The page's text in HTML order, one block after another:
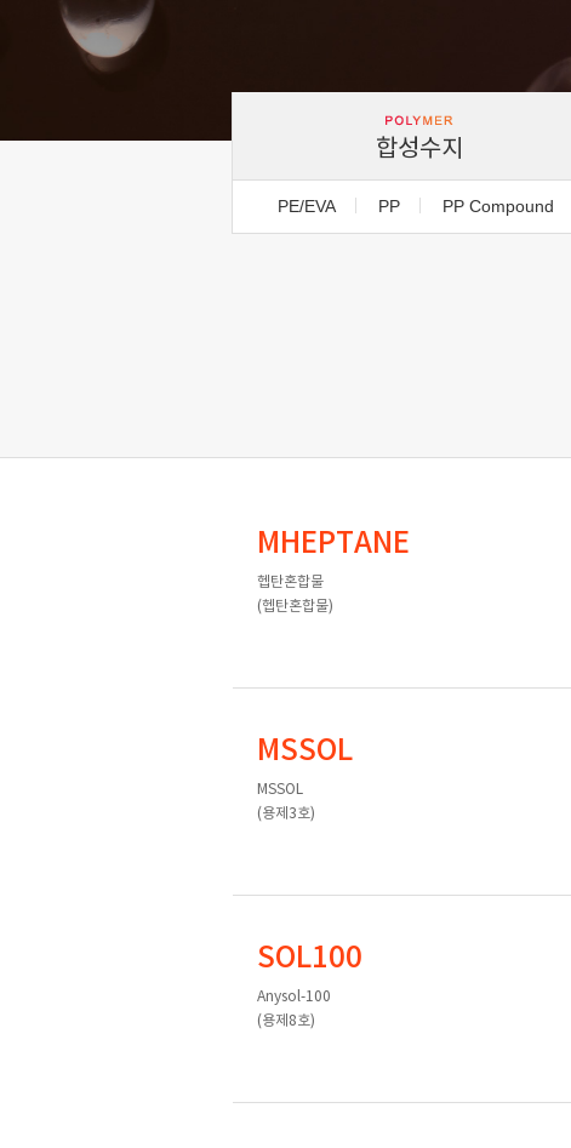
합성수지
PE/EVA PP PP Compound
MHEPTANE
헵탄혼합물
(헵탄혼합물)
MSSOL
MSSOL
(용제3호)
SOL100
Anysol-100
(용제8호)